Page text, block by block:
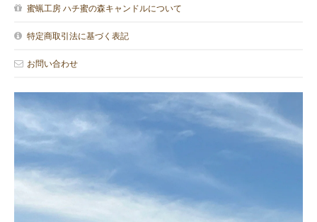
蜜蝋工房 ハチ蜜の森キャンドルについて
特定商取引法に基づく表記
お問い合わせ